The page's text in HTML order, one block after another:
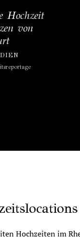
Hochzeit
von
Hochzeiten im